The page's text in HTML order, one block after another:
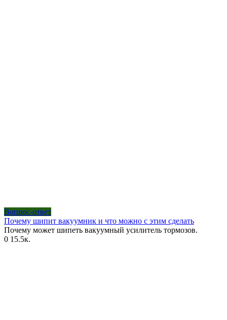
Вопрос-ответ
Почему шипит вакуумник и что можно с этим сделать
Почему может шипеть вакуумный усилитель тормозов.
0 15.5к.